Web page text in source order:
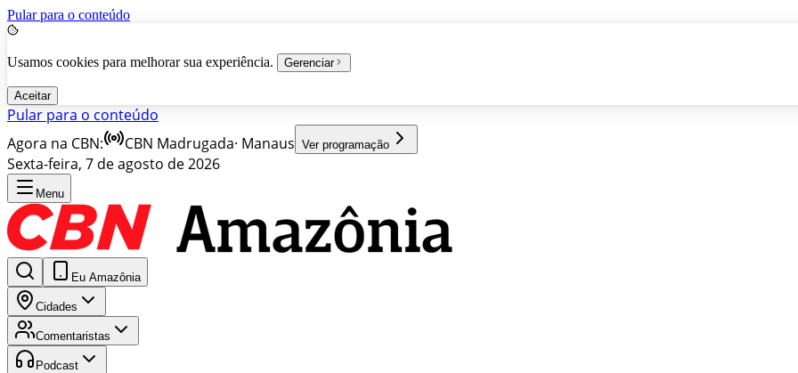
Pular para o conteúdo
Usamos cookies para melhorar sua experiência. Gerenciar
Aceitar
Pular para o conteúdo
Agora na CBN:
CBN Madrugada· Manaus Ver programação
Sexta-feira, 7 de agosto de 2026
Menu
Eu Amazônia
Cidades
Comentaristas
Podcast